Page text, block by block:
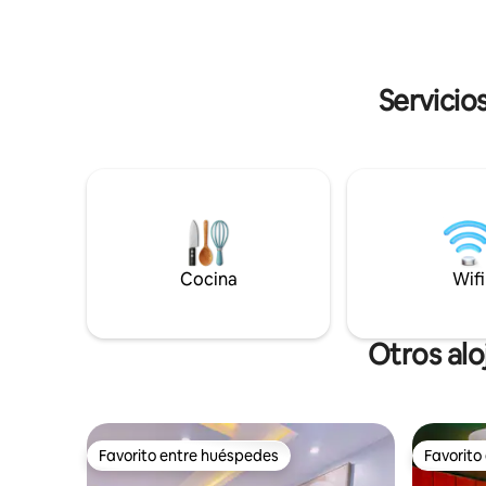
Cocina Wifi
Otros
Favorito entre huéspedes
Favorito entre huéspedes